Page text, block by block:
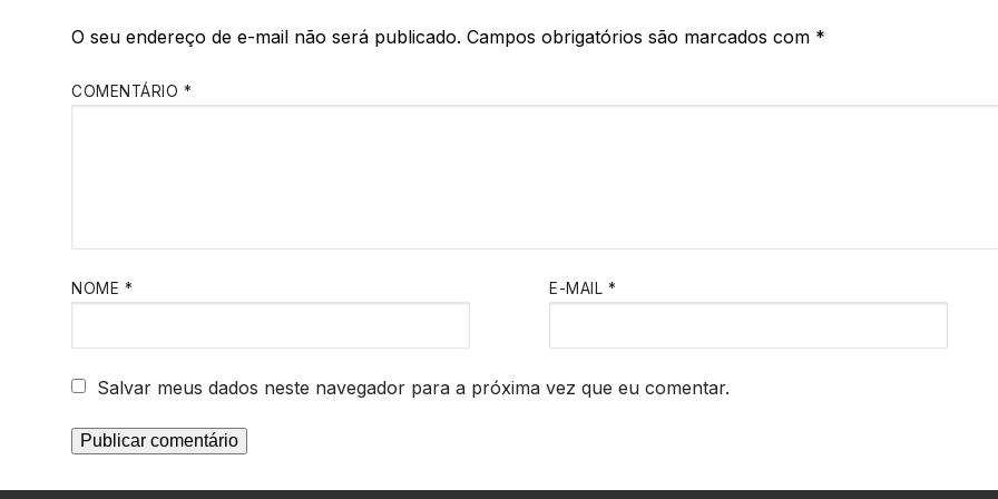
O seu endereço de e-mail não será publicado. Campos obrigatórios são marcados com *
COMENTÁRIO *
NOME * E-MAIL *
Salvar meus dados neste navegador para a próxima vez que eu comentar.